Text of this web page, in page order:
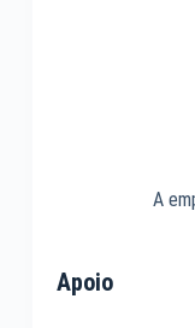
A
Apoio